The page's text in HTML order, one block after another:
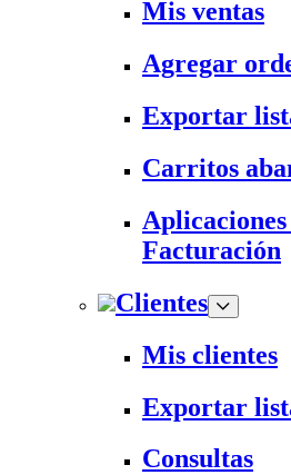
Mis ventas
Agregar
Exportar
Carritos
Facturación
Clientes
Mis clientes
Exportar
Consultas